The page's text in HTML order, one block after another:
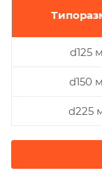
d125
d150
d225